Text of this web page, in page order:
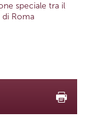
speciale tra il
di Roma